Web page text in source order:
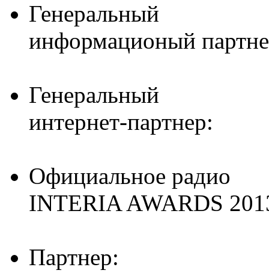
Генеральный
информационый
Генеральный
интернет-партнер:
Официальное радио
INTERIA AWARDS
Партнер: